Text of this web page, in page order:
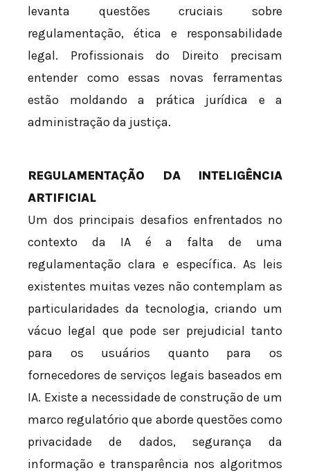
levanta questões cruciais sobre
regulamentação, ética e responsabilidade
legal. Profissionais do Direito precisam
entender como essas novas ferramentas
estão moldando a prática jurídica e a
administração da justiça.
REGULAMENTAÇÃO DA INTELIGÊNCIA
ARTIFICIAL
Um dos principais desafios enfrentados no
contexto da IA é a falta de uma
regulamentação clara e específica. As leis
existentes muitas vezes não contemplam as
particularidades da tecnologia, criando um
vácuo legal que pode ser prejudicial tanto
para os usuários quanto para os
fornecedores de serviços legais baseados em
IA. Existe a necessidade de construção de um
marco regulatório que aborde questões como
privacidade de dados, segurança da
informação e transparência nos algoritmos